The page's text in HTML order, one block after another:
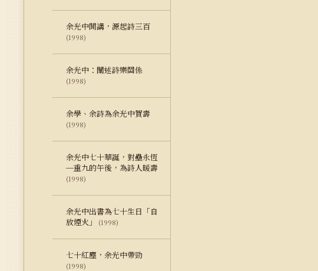
余光中開講，源起詩三百
(1998)
余光中：闡述詩樂關係
(1998)
余學、余詩為余光中賀壽
(1998)
余光中七十華誕，對壘永恆
─重九的午後，為詩人暖壽
(1998)
余光中出書為七十生日「自
放煙火」
(1998)
七十紅塵，余光中帶勁
(1998)